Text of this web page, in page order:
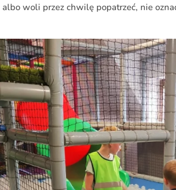
albo woli przez chwilę popatrzeć, nie